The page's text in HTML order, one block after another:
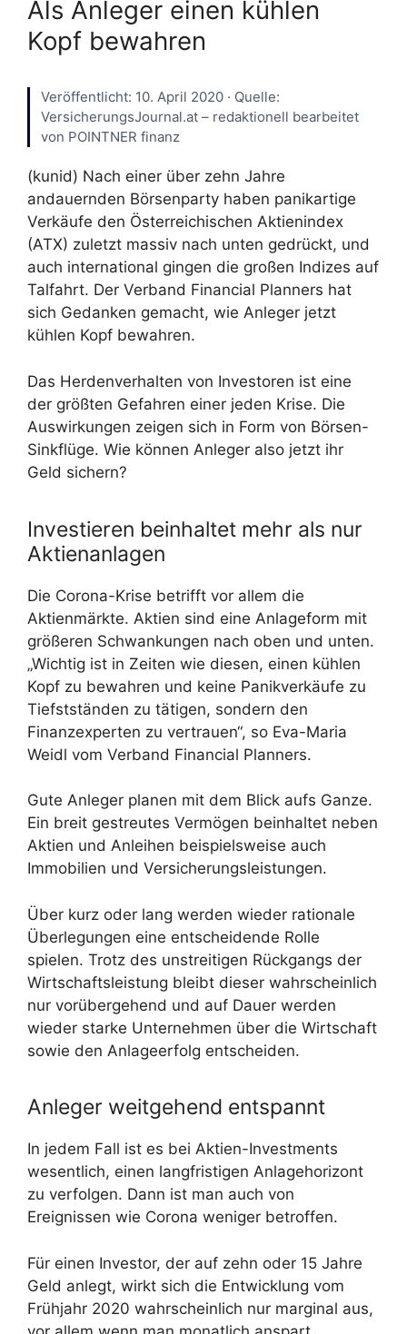
Als Anleger einen kühlen
Kopf bewahren
Veröffentlicht: 10. April 2020 · Quelle:
VersicherungsJournal.at – redaktionell bearbeitet
von POINTNER finanz
(kunid) Nach einer über zehn Jahre
andauernden Börsenparty haben panikartige
Verkäufe den Österreichischen Aktienindex
(ATX) zuletzt massiv nach unten gedrückt, und
auch international gingen die großen Indizes auf
Talfahrt. Der Verband Financial Planners hat
sich Gedanken gemacht, wie Anleger jetzt
kühlen Kopf bewahren.
Das Herdenverhalten von Investoren ist eine
der größten Gefahren einer jeden Krise. Die
Auswirkungen zeigen sich in Form von Börsen-
Sinkflüge. Wie können Anleger also jetzt ihr
Geld sichern?
Investieren beinhaltet mehr als nur
Aktienanlagen
Die Corona-Krise betrifft vor allem die
Aktienmärkte. Aktien sind eine Anlageform mit
größeren Schwankungen nach oben und unten.
„Wichtig ist in Zeiten wie diesen, einen kühlen
Kopf zu bewahren und keine Panikverkäufe zu
Tiefstständen zu tätigen, sondern den
Finanzexperten zu vertrauen“, so Eva-Maria
Weidl vom Verband Financial Planners.
Gute Anleger planen mit dem Blick aufs Ganze.
Ein breit gestreutes Vermögen beinhaltet neben
Aktien und Anleihen beispielsweise auch
Immobilien und Versicherungsleistungen.
Über kurz oder lang werden wieder rationale
Überlegungen eine entscheidende Rolle
spielen. Trotz des unstreitigen Rückgangs der
Wirtschaftsleistung bleibt dieser wahrscheinlich
nur vorübergehend und auf Dauer werden
wieder starke Unternehmen über die Wirtschaft
sowie den Anlageerfolg entscheiden.
Anleger weitgehend entspannt
In jedem Fall ist es bei Aktien-Investments
wesentlich, einen langfristigen Anlagehorizont
zu verfolgen. Dann ist man auch von
Ereignissen wie Corona weniger betroffen.
Für einen Investor, der auf zehn oder 15 Jahre
Geld anlegt, wirkt sich die Entwicklung vom
Frühjahr 2020 wahrscheinlich nur marginal aus,